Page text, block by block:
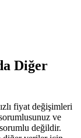
Diğer
fiyat değişimleri
ve
değildir.